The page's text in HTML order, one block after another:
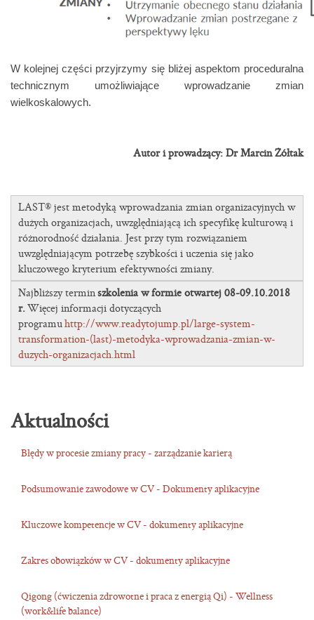
W kolejnej części przyjrzymy się bliżej aspektom proceduralna
technicznym umożliwiające wprowadzanie zmian
wielkoskalowych.
Autor i prowadzący: Dr Marcin Żółtak
LAST® jest metodyką wprowadzania zmian organizacyjnych w
dużych organizacjach, uwzględniającą ich specyfikę kulturową i
różnorodność działania. Jest przy tym rozwiązaniem
uwzględniającym potrzebę szybkości i uczenia się jako
kluczowego kryterium efektywności zmiany.
Najbliższy terminszkolenia w formie otwartej 08-09.10.2018
r.Więcej informacji dotyczących
programuhttp://www.readytojump.pl/large-system-
transformation-(last)-metodyka-wprowadzania-zmian-w-
duzych-organizacjach.html
Aktualności
Błędy w procesie zmiany pracy - zarządzanie karierą
Podsumowanie zawodowe w CV - Dokumenty aplikacyjne
Kluczowe kompetencje w CV - dokumenty aplikacyjne
Zakres obowiązków w CV - dokumenty aplikacyjne
Qigong (ćwiczenia zdrowotne i praca z energią Qi) - Wellness
(work&life balance)